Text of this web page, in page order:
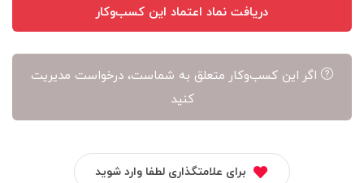
دریافت نماد اعتماد این کسب‌وکار
اگر این کسب‌وکار متعلق به شماست، درخواست مدیریت
کنید
برای علامتگذاری لطفا وارد شوید